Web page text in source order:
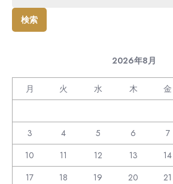
索:
2026年8月
月 火 水 木 金
3
4 5 6 7
10
11 12 13 14
17
18 19 20 21